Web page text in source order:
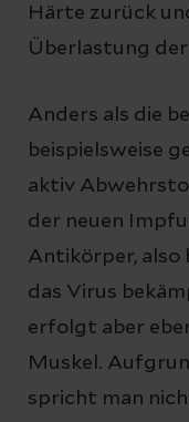
Härte zurück
Überlastung
Anders als die
beispielsweise
aktiv
der neuen
Antikörper, also
das Virus
erfolgt aber
Muskel.
spricht man